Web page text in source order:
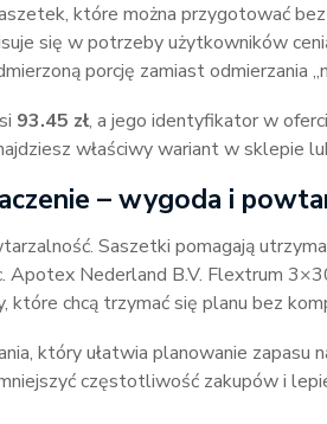
które można przygotować
się w potrzeby użytkowników
porcję zamiast odmierzania
93.45 zł, a jego identyfikator w
właściwy wariant w sklepie
– wygoda i
Saszetki pomagają
Apotex Nederland B.V. Flextrum
które chcą trzymać się planu bez
który ułatwia planowanie zapasu
częstotliwość zakupów i